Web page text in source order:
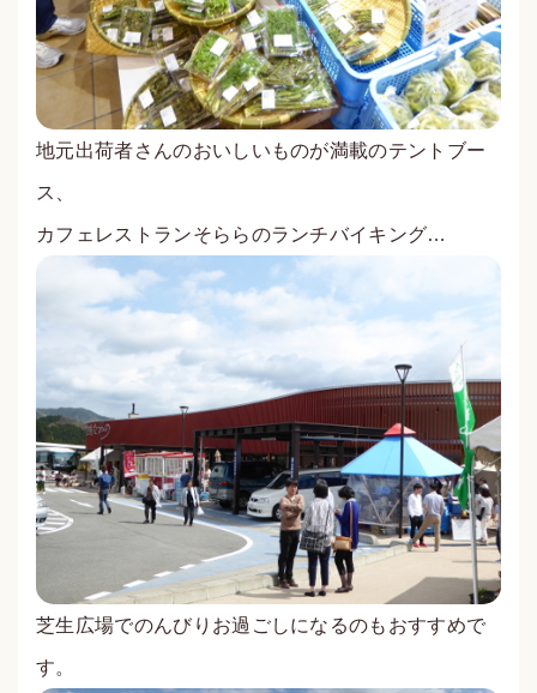
地元出荷者さんのおいしいものが満載のテントブー
ス、
カフェレストランそららのランチバイキング…
芝生広場でのんびりお過ごしになるのもおすすめで
す。